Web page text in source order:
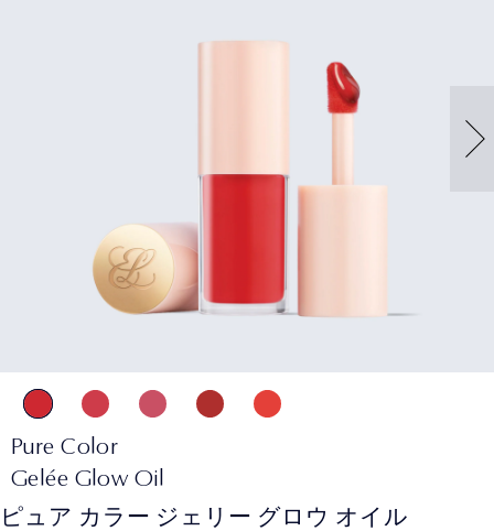
Pure Color
Gelée Glow Oil
ピュア カラー ジェリー グロウ オイル